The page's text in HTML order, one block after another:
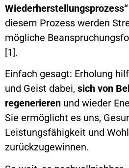
Wiederherstellungsprozess“
diesem Prozess werden
mögliche
[1].
Einfach gesagt: Erholung
und Geist dabei, sich von
regenerieren und wieder
Sie ermöglicht es uns,
Leistungsfähigkeit und
zurückzugewinnen.